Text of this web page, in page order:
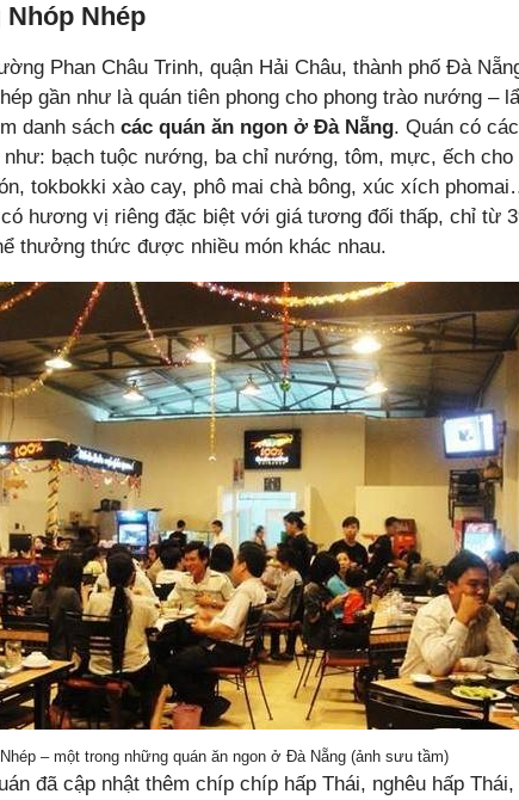
Nhép
Phan Châu Trinh, quận Hải Châu, thành phố Đà
gần như là quán tiên phong cho phong trào nướng –
danh sách các quán ăn ngon ở Đà Nẵng. Quán có
bạch tuộc nướng, ba chỉ nướng, tôm, mực, ếch cho
tokbokki xào cay, phô mai chà bông, xúc xích
hương vị riêng đặc biệt với giá tương đối thấp, chỉ từ
thưởng thức được nhiều món khác nhau.
– một trong những quán ăn ngon ở Đà Nẵng (ảnh sưu tầm)
đã cập nhật thêm chíp chíp hấp Thái, nghêu hấp